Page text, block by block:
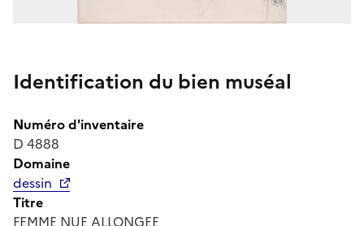
Identification du bien muséal
Numéro d'inventaire
D 4888
Domaine
dessin
Titre
FEMME NUE ALLONGEE